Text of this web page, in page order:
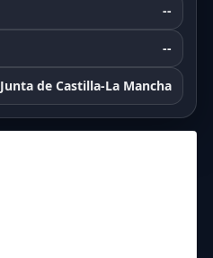
--
--
Junta de Castilla-La Mancha